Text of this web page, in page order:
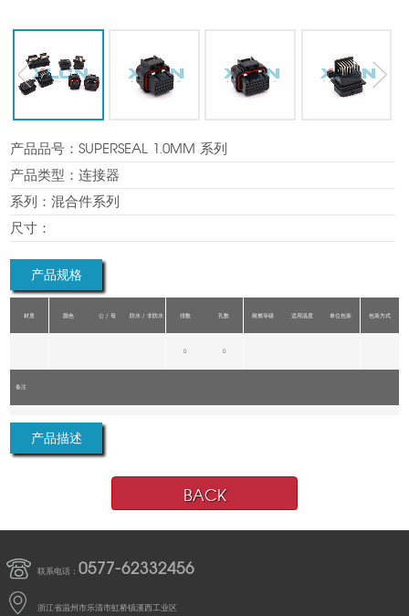
prev
产品品号：SUPERSEAL 1.0MM 系列
产品类型：连接器
系列：混合件系列
尺寸：
产品规格
材质 颜色 公 / 母 防水 / 非防水 排数
0
孔数
0
耐燃等级 适用温度 单位包装 包装方式
备注
产品描述
BACK
联系电话： 0577-62332456
浙江省温州市乐清市虹桥镇溪西工业区